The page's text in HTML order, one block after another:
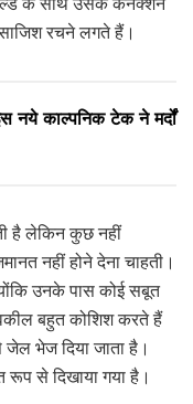
रचने लगते हैं।
नये काल्पनिक टेक ने मर्दों
है लेकिन कुछ नहीं
नहीं होने देना चाहती।
उनके पास कोई सबूत
बहुत कोशिश करते हैं
भेज दिया जाता है।
से दिखाया गया है।